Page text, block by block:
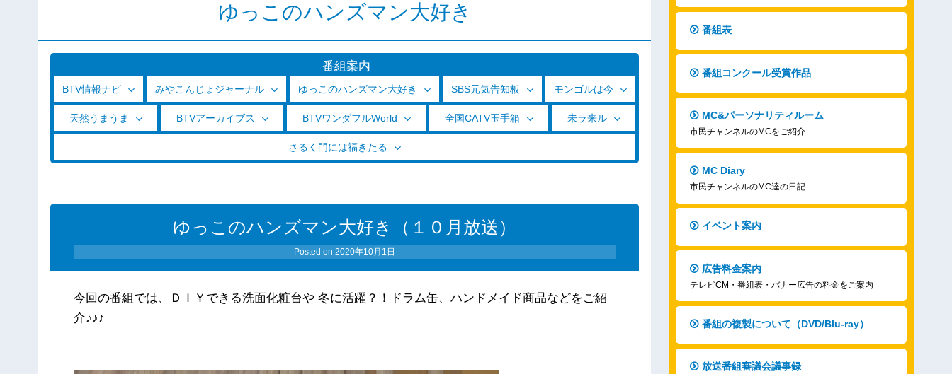
ゆっこのハンズマン大好き
番組案内
BTV情報ナビ みやこんじょジャーナル ゆっこのハンズマン大好き SBS元気告知板 モンゴルは今
天然うまうま BTVアーカイブス BTVワンダフルWorld 全国CATV玉手箱 未ラ来ル
さるく門には福きたる
ゆっこのハンズマン大好き（１０月放送）
Posted on2020年10月1日
今回の番組では、ＤＩＹできる洗面化粧台や 冬に活躍？！ドラム缶、ハンドメイド商品などをご紹
介♪♪♪
番組表
番組コンクール受賞作品
MC&パーソナリティルーム
市民チャンネルのMCをご紹介
MC Diary
市民チャンネルのMC達の日記
イベント案内
広告料金案内
テレビCM・番組表・バナー広告の料金をご案内
番組の複製について（DVD/Blu-ray）
放送番組審議会議事録